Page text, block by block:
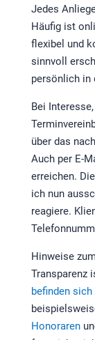
Jedes
Häufig ist
flexibel und
sinnvoll
persönlich in
Bei
über das
Auch per E-
erreichen.
ich nun
reagiere.
Hinweise
Transparenz
befinden
Honoraren